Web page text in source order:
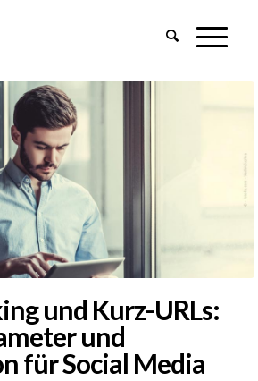
und Kurz-URLs:
und
für Social Media